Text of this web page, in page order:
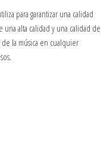
para garantizar una calidad
una alta calidad y una calidad de
la música en cualquier